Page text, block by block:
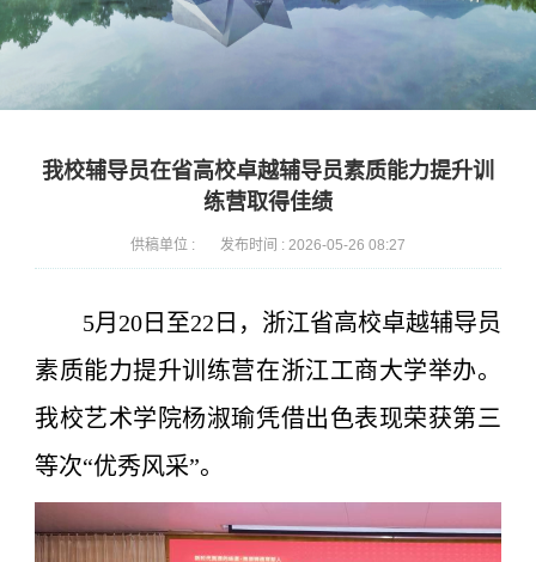
我校辅导员在省高校卓越辅导员素质能力提升训
练营取得佳绩
供稿单位 : 发布时间 : 2026-05-26 08:27
5月20日至22日，浙江省高校卓越辅导员
素质能力提升训练营在浙江工商大学举办。
我校艺术学院杨淑瑜凭借出色表现荣获第三
等次“优秀风采”。